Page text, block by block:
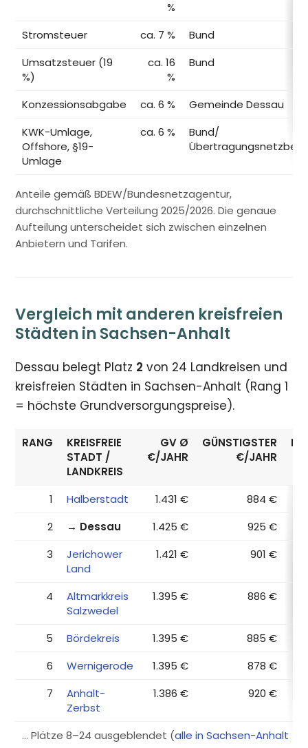
%
Stromsteuer ca. 7 %
Bund
Umsatzsteuer (19
%)
ca. 16
%
Bund
Konzessionsabgabe ca. 6 %
Gemeinde Dessau
KWK-Umlage,
Offshore, §19-
Umlage
ca. 6 %
Bund/
Anteile gemäß BDEW/Bundesnetzagentur,
durchschnittliche Verteilung 2025/2026. Die genaue
Aufteilung unterscheidet sich zwischen einzelnen
Anbietern und Tarifen.
Vergleich mit anderen kreisfreien
Städten in Sachsen-Anhalt
Dessau belegt Platz 2 von 24 Landkreisen und
kreisfreien Städten in Sachsen-Anhalt (Rang 1
= höchste Grundversorgungspreise).
RANG
KREISFREIE
STADT /
LANDKREIS
GV Ø
€/JAHR
GÜNSTIGSTER
€/JAHR
1 Halberstadt 1.431 €
884 €
2
→ Dessau 1.425 €
925 €
3
Jerichower
Land
1.421 € 901 €
4
Altmarkkreis
Salzwedel
1.395 € 886 €
5 Bördekreis 1.395 €
885 €
6
Wernigerode 1.395 €
878 €
7
Anhalt-
Zerbst
1.386 € 920 €
… Plätze 8–24 ausgeblendet (alle in Sachsen-Anhalt →